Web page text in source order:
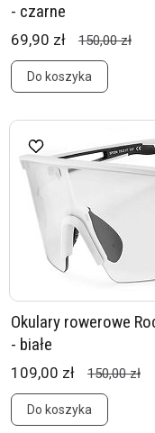
- czarne
69,90 zł 150,00 zł
Do koszyka
Okulary rowerowe
- białe
109,00 zł 150,00 zł
Do koszyka